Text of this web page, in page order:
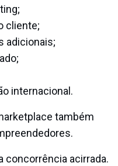
cliente;
adicionais;
internacional.
também
concorrência acirrada.